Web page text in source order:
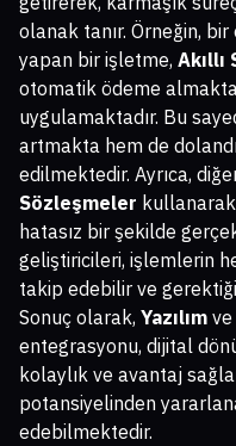
olanak tanır. Örneğin,
yapan bir işletme,
otomatik ödeme
uygulamaktadır. Bu
artmakta hem de
edilmektedir. Ayrıca,
Sözleşmeler kullanarak
hatasız bir şekilde
geliştiricileri, işlemlerin
takip edebilir ve
Sonuç olarak, Yazılım ve
entegrasyonu, dijital
kolaylık ve avantaj
potansiyelinden
edebilmektedir.